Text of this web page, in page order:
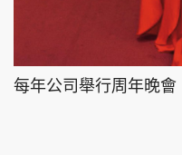
每年公司舉行周年晚會